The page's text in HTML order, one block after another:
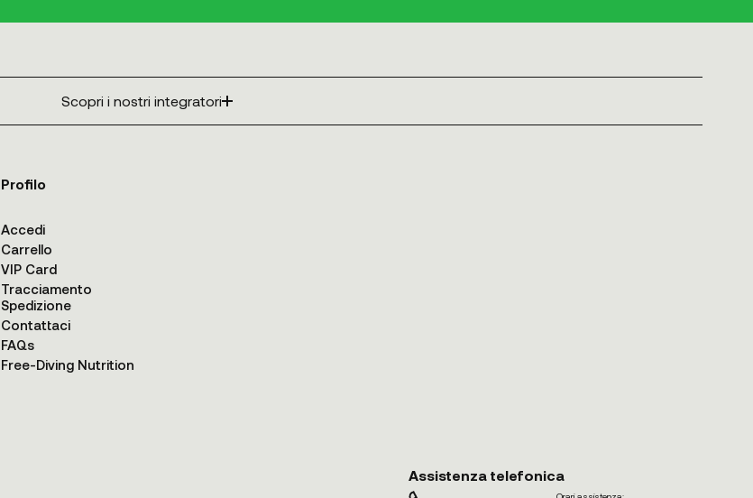
Scopri i nostri integratori
Profilo
Accedi
Carrello
VIP Card
Tracciamento
Spedizione
Contattaci
FAQs
Free-Diving Nutrition
Assistenza telefonica